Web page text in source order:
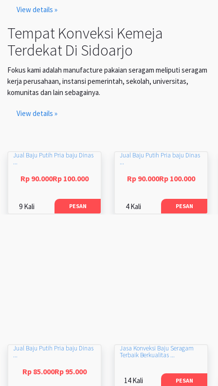
View details »
Tempat Konveksi Kemeja
Terdekat Di Sidoarjo
Fokus kami adalah manufacture pakaian seragam meliputi seragam
kerja perusahaan, instansi pemerintah, sekolah, universitas,
komunitas dan lain sebagainya.
View details »
Jual Baju Putih Pria baju Dinas
...
Rp 90.000Rp 100.000
9 Kali PESAN
Jual Baju Putih Pria baju Dinas
...
Rp 90.000Rp 100.000
4 Kali PESAN
Jual Baju Putih Pria baju Dinas
...
Rp 85.000Rp 95.000
Jasa Konveksi Baju Seragam
Terbaik Berkualitas ...
14 Kali PESAN